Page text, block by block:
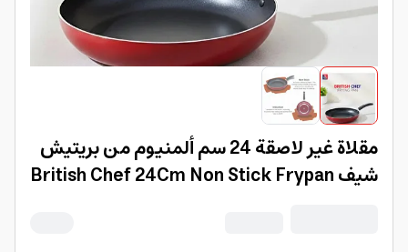
مقلاة غير لاصقة 24 سم ألمنيوم من بريتيش
شيف British Chef 24Cm Non Stick Frypan